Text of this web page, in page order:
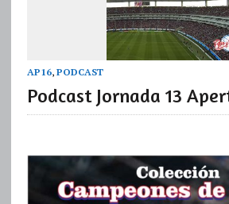
AP16, PODCAST
Podcast Jornada 13